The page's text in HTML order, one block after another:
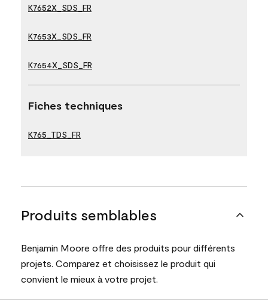
K7652X_SDS_FR
K7653X_SDS_FR
K7654X_SDS_FR
Fiches techniques
K765_TDS_FR
Produits semblables
Benjamin Moore offre des produits pour différents
projets. Comparez et choisissez le produit qui
convient le mieux à votre projet.